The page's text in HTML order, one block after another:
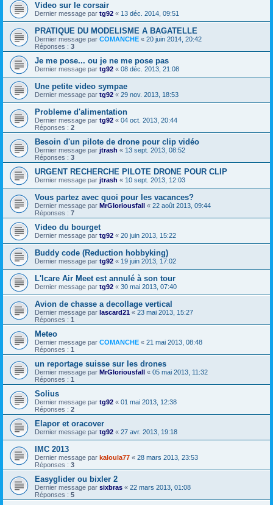
Video sur le corsair
Dernier message par tg92 « 13 déc. 2014, 09:51
PRATIQUE DU MODELISME A BAGATELLE
Dernier message par COMANCHE « 20 juin 2014, 20:42
Réponses : 3
Je me pose... ou je ne me pose pas
Dernier message par tg92 « 08 déc. 2013, 21:08
Une petite video sympae
Dernier message par tg92 « 29 nov. 2013, 18:53
Probleme d'alimentation
Dernier message par tg92 « 04 oct. 2013, 20:44
Réponses : 2
Besoin d'un pilote de drone pour clip vidéo
Dernier message par jtrash « 13 sept. 2013, 08:52
Réponses : 3
URGENT RECHERCHE PILOTE DRONE POUR CLIP
Dernier message par jtrash « 10 sept. 2013, 12:03
Vous partez avec quoi pour les vacances?
Dernier message par MrGloriousfall « 22 août 2013, 09:44
Réponses : 7
Video du bourget
Dernier message par tg92 « 20 juin 2013, 15:22
Buddy code (Reduction hobbyking)
Dernier message par tg92 « 19 juin 2013, 17:02
L'Icare Air Meet est annulé à son tour
Dernier message par tg92 « 30 mai 2013, 07:40
Avion de chasse a decollage vertical
Dernier message par lascard21 « 23 mai 2013, 15:27
Réponses : 1
Meteo
Dernier message par COMANCHE « 21 mai 2013, 08:48
Réponses : 1
un reportage suisse sur les drones
Dernier message par MrGloriousfall « 05 mai 2013, 11:32
Réponses : 1
Solius
Dernier message par tg92 « 01 mai 2013, 12:38
Réponses : 2
Elapor et oracover
Dernier message par tg92 « 27 avr. 2013, 19:18
IMC 2013
Dernier message par kaloula77 « 28 mars 2013, 23:53
Réponses : 3
Easyglider ou bixler 2
Dernier message par sixbras « 22 mars 2013, 01:08
Réponses : 5